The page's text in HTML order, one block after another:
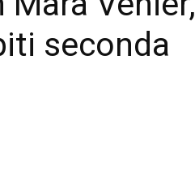
seconda